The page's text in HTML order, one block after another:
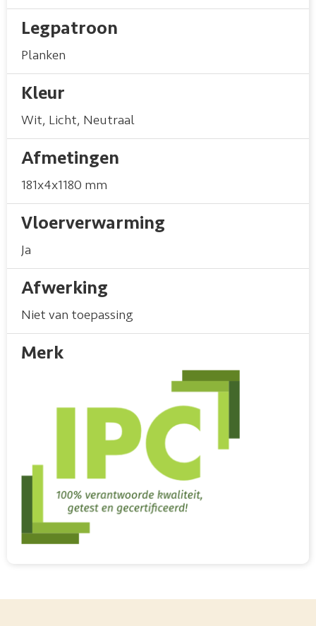
Legpatroon
Planken
Kleur
Wit, Licht, Neutraal
Afmetingen
181x4x1180 mm
Vloerverwarming
Ja
Afwerking
Niet van toepassing
Merk